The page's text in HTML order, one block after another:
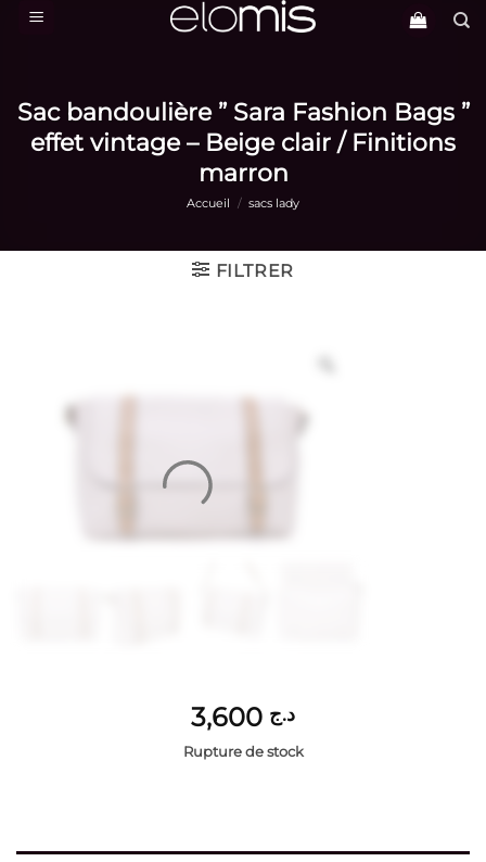
Passer
Sac bandoulière ” Sara Fashion Bags ”
effet vintage – Beige clair / Finitions
marron
Accueil / sacs lady
FILTRER
د.ج
Rupture de stock